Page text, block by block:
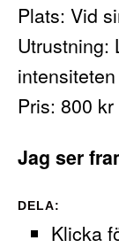
Plats: Vid
Utrustning:
Pris: 800 kr
Jag ser
DELA:
Klicka